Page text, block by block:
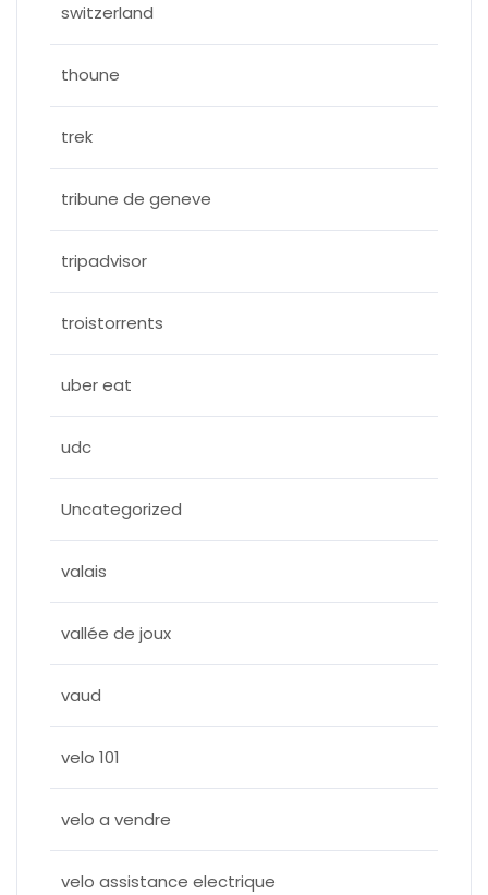
switzerland
thoune
trek
tribune de geneve
tripadvisor
troistorrents
uber eat
udc
Uncategorized
valais
vallée de joux
vaud
velo 101
velo a vendre
velo assistance electrique